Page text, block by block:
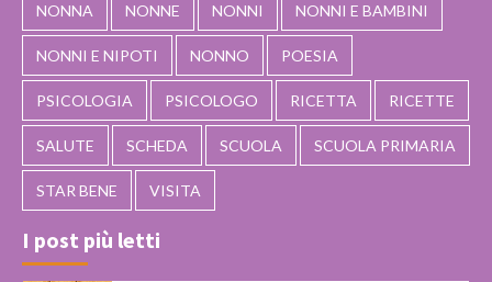
NONNA NONNE NONNI NONNI E BAMBINI
NONNI E NIPOTI NONNO POESIA
PSICOLOGIA PSICOLOGO RICETTA RICETTE
SALUTE SCHEDA SCUOLA SCUOLA PRIMARIA
STAR BENE VISITA
I post più letti